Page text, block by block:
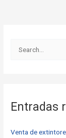
a
p
Entradas
Venta de